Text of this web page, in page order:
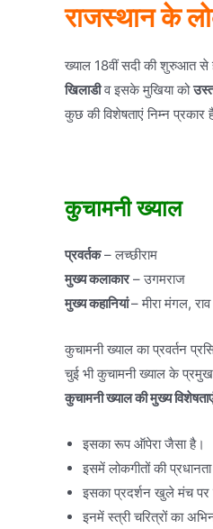
राजस्थान के
ख्याल 18वीं सदी की शुरुआत से
खिलाडीव इसके मुखिया को
कुछ की विशेषताएं निम्न प्रकार
कुचामनी ख्याल
प्रवर्तक– लच्छीराम
मुख्य कलाकार– उगमराज
मुख्य कहानियां– मीरा मंगल,
कुचामनी ख्याल का प्रवर्तन
चुई भी कुचामनी ख्याल के प्रमुख
कुचामनी ख्याल की मुख्य
इसका रूप ऑपेरा जैसा है।
इसमें लोकगीतों की
इसका प्रदर्शन खुले मंच पर
इनमें स्त्री चरित्रों का